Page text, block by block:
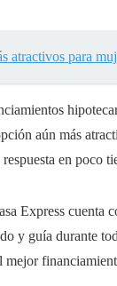
atractivos para
aún más
en poco
Express cuenta
y guía durante
mejor